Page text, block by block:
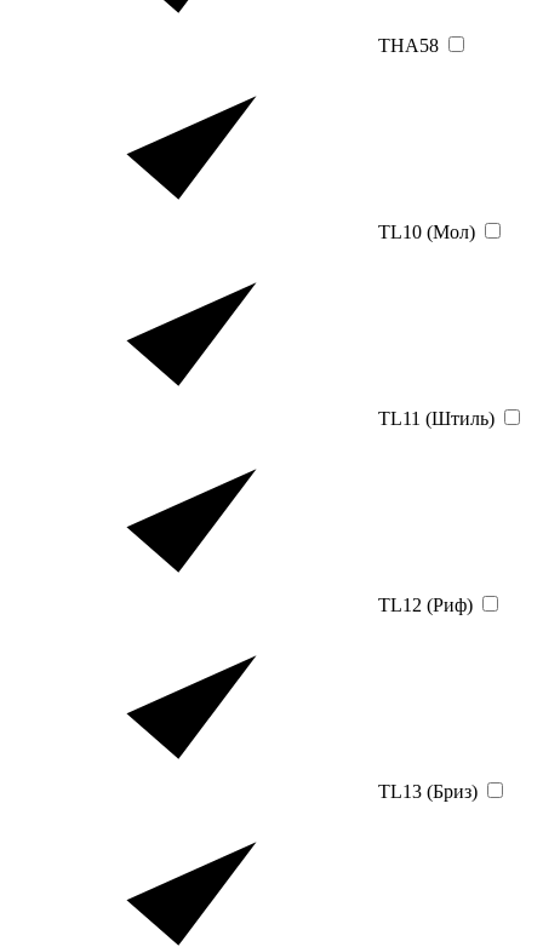
THA58
TL10 (Мол)
TL11 (Штиль)
TL12 (Риф)
TL13 (Бриз)